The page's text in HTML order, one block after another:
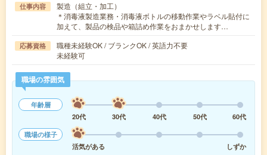
仕事内容
製造（組立・加工）
＊消毒液製造業務・消毒液ボトルの移動作業やラベル貼付に
加えて、製品の検品や箱詰め作業をおまかせします…
応募資格
職種未経験OK / ブランクOK / 英語力不要
未経験可
職場の雰囲気
年齢層
20代
30代 40代 50代
60代
職場の様子
活気がある
しずか